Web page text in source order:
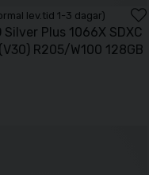
lev.tid 1-3 dagar)
Silver Plus 1066X SDXC
R205/W100 128GB